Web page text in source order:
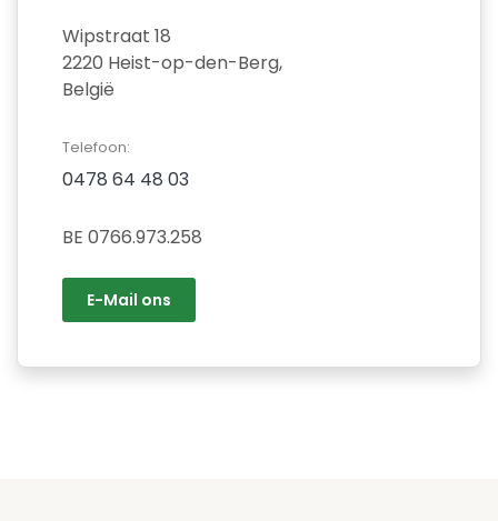
Wipstraat 18
2220 Heist-op-den-Berg,
België
Telefoon:
0478 64 48 03
BE 0766.973.258
E-Mail ons